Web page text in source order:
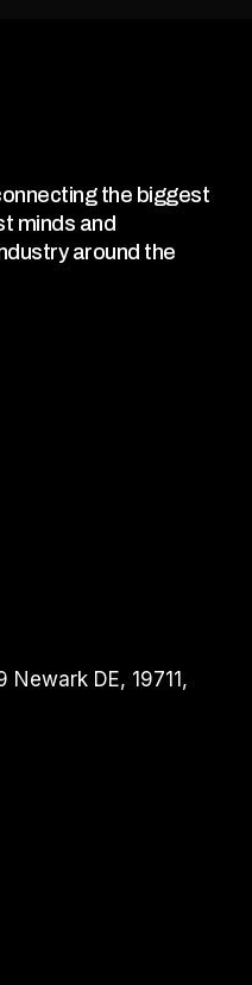
the biggest
minds and
around the
Newark DE, 19711,